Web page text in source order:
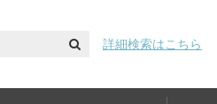
詳細検索はこちら